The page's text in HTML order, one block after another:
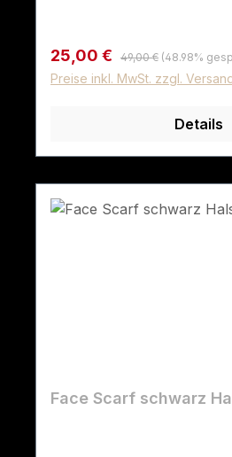
Verkaufspreis:
25,00 € Regulärer Preis:
49,00 € (48.98%
Preise inkl. MwSt. zzgl.
Details
Face Scarf schwarz